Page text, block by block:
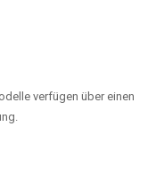
verfügen über einen